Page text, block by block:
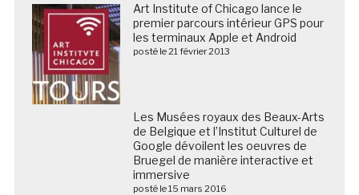
Art Institute of Chicago lance le
premier parcours intérieur GPS pour
les terminaux Apple et Android
posté le 21 février 2013
Les Musées royaux des Beaux-Arts
de Belgique et l’Institut Culturel de
Google dévoilent les oeuvres de
Bruegel de manière interactive et
immersive
posté le 15 mars 2016